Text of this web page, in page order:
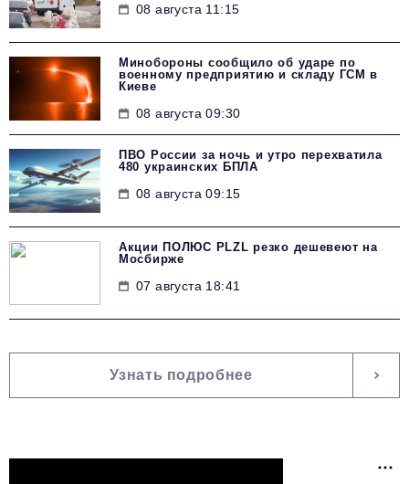
08 августа 11:15
Минобороны сообщило об ударе по
военному предприятию и складу ГСМ в
Киеве
08 августа 09:30
ПВО России за ночь и утро перехватила
480 украинских БПЛА
08 августа 09:15
Акции ПОЛЮС PLZL резко дешевеют на
Мосбирже
07 августа 18:41
Узнать подробнее